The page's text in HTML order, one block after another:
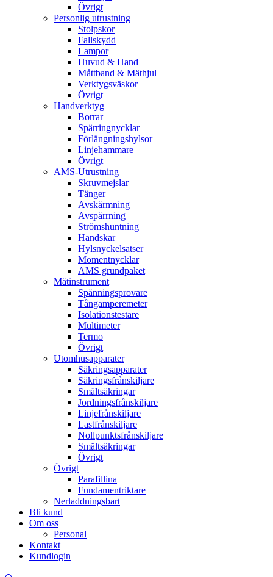
Övrigt
Personlig utrustning
Stolpskor
Fallskydd
Lampor
Huvud & Hand
Måttband & Mäthjul
Verktygsväskor
Övrigt
Handverktyg
Borrar
Spärringnycklar
Förlängningshylsor
Linjehammare
Övrigt
AMS-Utrustning
Skruvmejslar
Tänger
Avskärmning
Avspärrning
Strömshuntning
Handskar
Hylsnyckelsatser
Momentnycklar
AMS grundpaket
Mätinstrument
Spänningsprovare
Tångamperemeter
Isolationstestare
Multimeter
Termo
Övrigt
Utomhusapparater
Säkringsapparater
Säkringsfrånskiljare
Smältsäkringar
Jordningsfrånskiljare
Linjefrånskiljare
Lastfrånskiljare
Nollpunktsfrånskiljare
Smältsäkringar
Övrigt
Övrigt
Parafillina
Fundamentriktare
Nerladdningsbart
Bli kund
Om oss
Personal
Kontakt
Kundlogin